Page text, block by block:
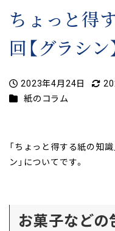
ちょっと得
回【グラシン
投稿日
2023年4月24日
更新日
カテゴリー
紙のコラム
「ちょっと得する紙の知
ン」についてです。
お菓子などの